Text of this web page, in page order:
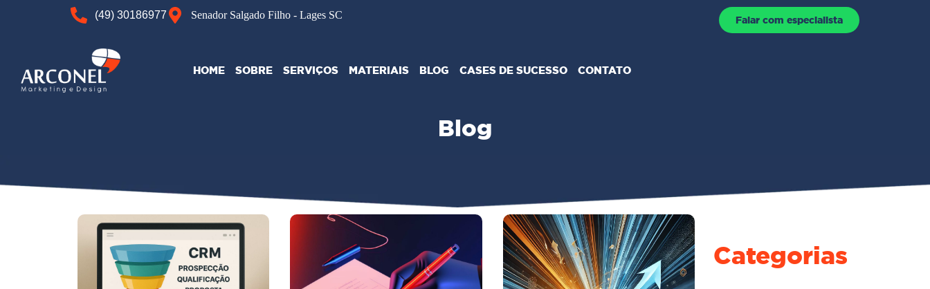
(49) 30186977 Senador Salgado Filho - Lages SC Falar com especialista
HOME SOBRE SERVIÇOS MATERIAIS BLOG CASES DE SUCESSO CONTATO
Blog
Categorias